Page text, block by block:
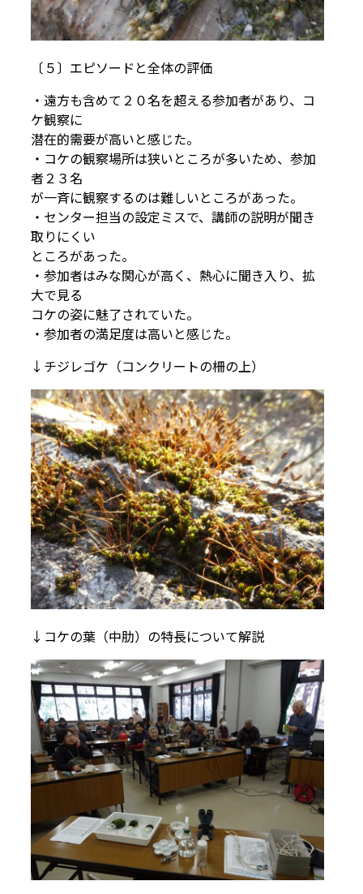
〔５〕エピソードと全体の評価
・遠方も含めて２０名を超える参加者があり、コ
ケ観察に
潜在的需要が高いと感じた。
・コケの観察場所は狭いところが多いため、参加
者２３名
が一斉に観察するのは難しいところがあった。
・センター担当の設定ミスで、講師の説明が聞き
取りにくい
ところがあった。
・参加者はみな関心が高く、熱心に聞き入り、拡
大で見る
コケの姿に魅了されていた。
・参加者の満足度は高いと感じた。
↓チジレゴケ（コンクリートの柵の上）
↓コケの葉（中肋）の特長について解説